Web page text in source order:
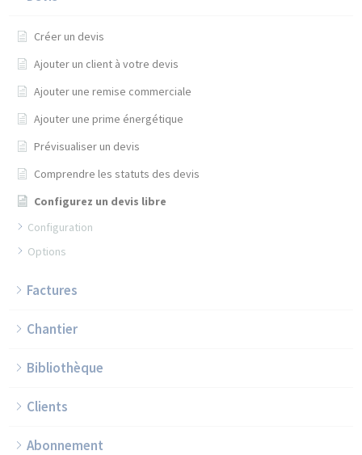
Créer un devis
Ajouter un client à votre devis
Ajouter une remise commerciale
Ajouter une prime énergétique
Prévisualiser un devis
Comprendre les statuts des devis
Configurez un devis libre
Configuration
Options
Factures
Chantier
Bibliothèque
Clients
Abonnement